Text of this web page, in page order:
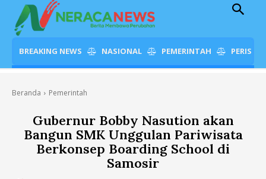
BREAKING NEWS NASIONAL PEMERINTAH
Beranda Pemerintah
Gubernur Bobby Nasution akan
Bangun SMK Unggulan Pariwisata
Berkonsep Boarding School di
Samosir